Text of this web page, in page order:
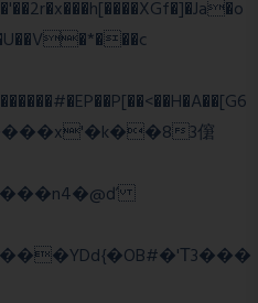
3僒